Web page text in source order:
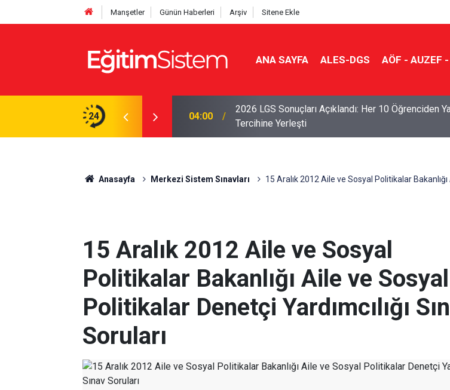
Manşetler Günün Haberleri Arşiv Sitene Ekle
ANA SAYFA ALES-DGS AÖF - AUZEF
24
Sınavla Alan Liseler Yüzde 95,76
04:00
2026 LGS Sonuçları Açıklandı: Her 10 Öğrenciden
Tercihine Yerleşti
Anasayfa Merkezi Sistem Sınavları 15 Aralık 2012 Aile ve Sosyal Politikalar
15 Aralık 2012 Aile ve Sosyal
Politikalar Bakanlığı Aile ve Sosyal
Politikalar Denetçi Yardımcılığı
Soruları